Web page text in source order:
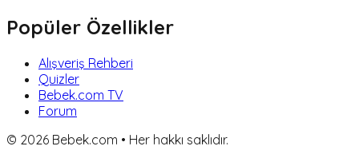
Popüler Özellikler
Alışveriş Rehberi
Quizler
Bebek.com TV
Forum
© 2026 Bebek.com • Her hakkı saklıdır.